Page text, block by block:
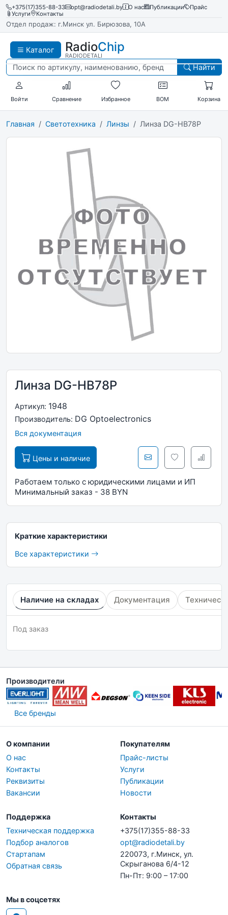
+375(17)355-88-33 opt@radiodetali.by О нас Публикации
Прайс
Услуги
Контакты
Отдел продаж: г.Минск ул. Бирюзова, 10А
Каталог RadioChip
RADIODETALI
Найти
Войти Сравнение Избранное BOM Корзина
Главная Светотехника Линзы Линза DG-HB78P
Линза DG-HB78P
Артикул: 1948
Производитель: DG Optoelectronics
Вся документация
Цены и наличие
Работаем только с юридическими лицами и ИП
Минимальный заказ - 38 BYN
Краткие характеристики
Все характеристики
Наличие на складах Документация
Под заказ
Производители
Все бренды
О компании
О нас
Контакты
Реквизиты
Вакансии
Покупателям
Прайс-листы
Услуги
Публикации
Новости
Поддержка
Техническая поддержка
Подбор аналогов
Стартапам
Обратная связь
Контакты
+375(17)355-88-33
opt@radiodetali.by
220073, г.Минск, ул.
Скрыганова 6/4-12
Пн-Пт: 9:00 – 17:00
Мы в соцсетях